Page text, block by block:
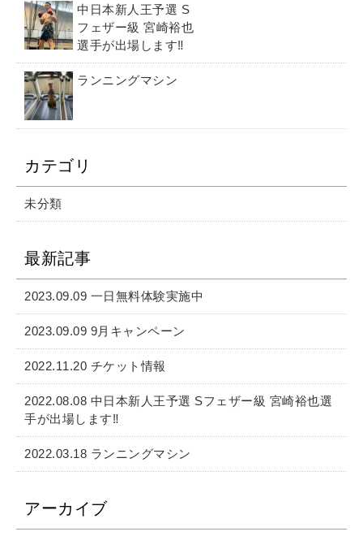
中日本新人王予選 S
フェザー級 宮崎裕也
選手が出場します‼️
ランニングマシン
カテゴリ
未分類
最新記事
2023.09.09 一日無料体験実施中
2023.09.09 9月キャンペーン
2022.11.20 チケット情報
2022.08.08 中日本新人王予選 Sフェザー級 宮崎裕也選
手が出場します‼️
2022.03.18 ランニングマシン
アーカイブ